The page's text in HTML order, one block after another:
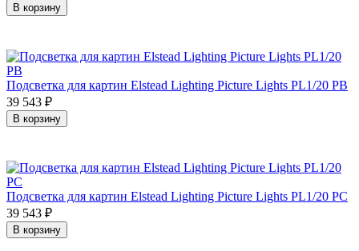
В корзину
Подсветка для картин Elstead Lighting Picture Lights PL1/20 PB
39 543 ₽
В корзину
Подсветка для картин Elstead Lighting Picture Lights PL1/20 PC
39 543 ₽
В корзину